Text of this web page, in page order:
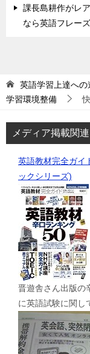
課長島耕作がレ
なら英語フレー
英語学習上達へ
学習環境整備
メディア掲載関連
英語教材完全ガイ
ックシリーズ)
晋遊舎さん出版の
に英語試験に関し